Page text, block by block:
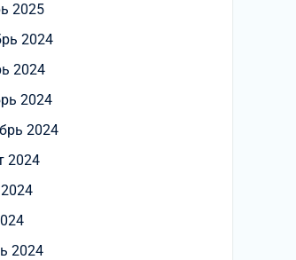
2025
2024
2024
2024
2024
2024
2024